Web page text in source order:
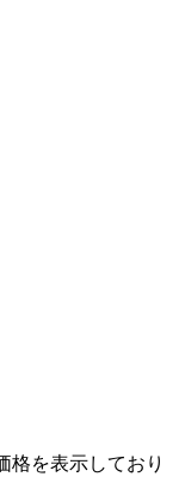
格を表示しており